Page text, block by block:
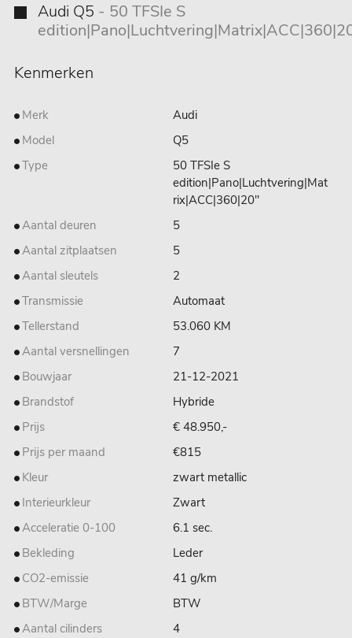
Audi Q5 - 50 TFSIe S
Kenmerken
Merk
Audi
Model
Q5
Type
50 TFSIe S
edition|Pano|Luchtvering|Mat
rix|ACC|360|20"
Aantal deuren
5
Aantal zitplaatsen
5
Aantal sleutels
2
Transmissie
Automaat
Tellerstand
53.060 KM
Aantal versnellingen
7
Bouwjaar
21-12-2021
Brandstof
Hybride
Prijs
€ 48.950,-
Prijs per maand
€815
Kleur
zwart metallic
Interieurkleur
Zwart
Acceleratie 0-100
6.1 sec.
Bekleding
Leder
CO2-emissie
41 g/km
BTW/Marge
BTW
Aantal cilinders
4